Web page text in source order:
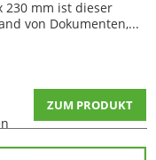
230 mm ist dieser
von Dokumenten,...
ZUM PRODUKT